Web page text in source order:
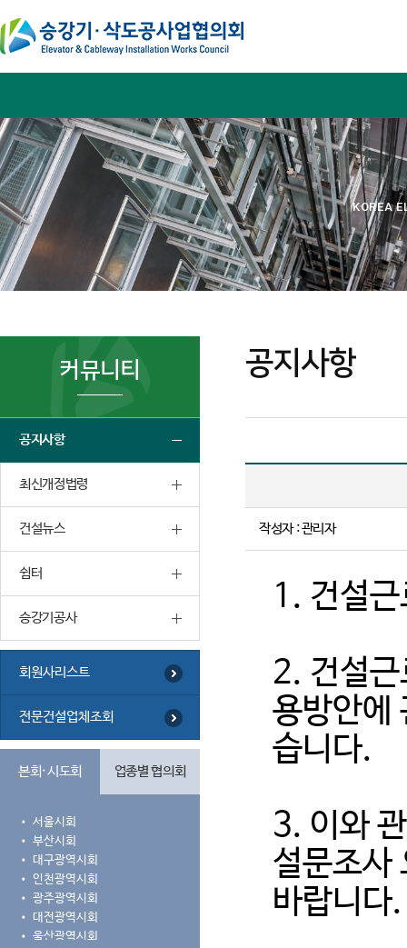
KOREA
커뮤니티
공지사항
최신개정법령
건설뉴스
쉼터
승강기공사
회원사리스트
전문건설업체조회
본회·시도회 업종별 협의회
• 서울시회
• 부산시회
• 대구광역시회
• 인천광역시회
• 광주광역시회
• 대전광역시회
• 울산광역시회
공지사항
작성자 : 관리자
1. 건설
2. 건설근
용방안에
습니다.
3. 이와
설문조사
바랍니다.